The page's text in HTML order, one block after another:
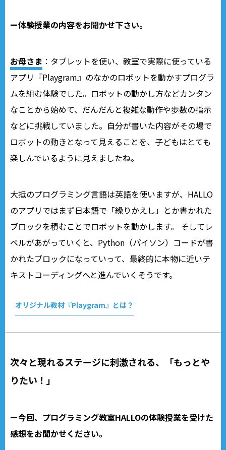
ー体験授業の内容をお聞かせ下さい。
お母さま ：タブレットを使い、教室で実際に使っている
アプリ『Playgram』のなかのロボットを動かすプログラ
ムを組む体験でした。ロボットの動かし方などカンタン
なことから始めて、だんだんと複雑な動作や歩数の指示
などに挑戦していました。自分が書いた内容がその場で
ロボットの動きとなって見えることを、子どもはとても
楽しんでいるように見えましたね。
大抵のプログラミング言語は英語を使いますが、HALLO
のアプリではまず日本語で「繰りかえし」とか書かれた
ブロックを積むことでロボットを動かします。 そしてレ
ベルがあがっていくと、Python（パイソン）コードが書
かれたブロックになっていって、最終的に本物に近いテ
キストコーディングへと進んでいくそうです。
オリジナル教材『Playgram』とは？
次々と現れるステージに刺激される、
「もっとや
りたい！」
ー今回、プログラミング教室HALLOの体験授業を受けた
感想をお聞かせください。